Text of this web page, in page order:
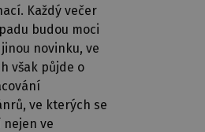
Každý večer
budou moci
novinku, ve
však půjde o
ve kterých se
ve